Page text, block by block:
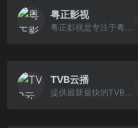
粤正影视
粤正影视是专注于粤语原音的港剧网站，涵盖粤语屋所有粤语电视剧、粤语电影、粤语动漫、粤语综艺、粤语纪录片等粤语剧目。
TVB云播
提供最新最快的TVB电视剧在线播放，并同时提供国内火热电视剧极速播放！